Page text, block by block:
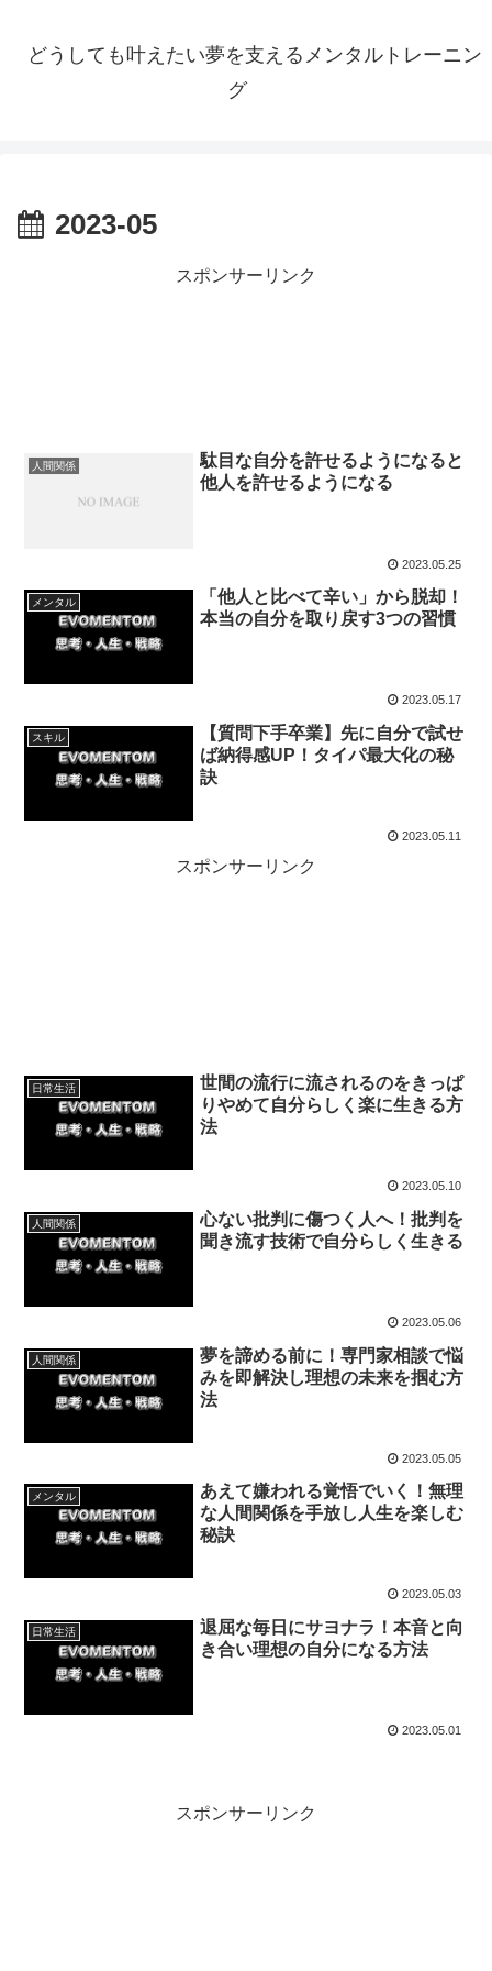
どうしても叶えたい夢を支えるメンタルトレーニン
グ
2023-05
スポンサーリンク
人間関係
駄目な自分を許せるようになると
他人を許せるようになる
2023.05.25
メンタル
「他人と比べて辛い」から脱却！
本当の自分を取り戻す3つの習慣
2023.05.17
スキル
【質問下手卒業】先に自分で試せ
ば納得感UP！タイパ最大化の秘
訣
2023.05.11
スポンサーリンク
日常生活
世間の流行に流されるのをきっぱ
りやめて自分らしく楽に生きる方
法
2023.05.10
人間関係
心ない批判に傷つく人へ！批判を
聞き流す技術で自分らしく生きる
2023.05.06
人間関係
夢を諦める前に！専門家相談で悩
みを即解決し理想の未来を掴む方
法
2023.05.05
メンタル
あえて嫌われる覚悟でいく！無理
な人間関係を手放し人生を楽しむ
秘訣
2023.05.03
日常生活
退屈な毎日にサヨナラ！本音と向
き合い理想の自分になる方法
2023.05.01
スポンサーリンク